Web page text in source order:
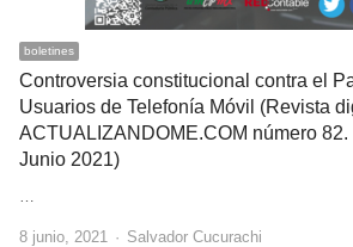
boletines
Controversia constitucional contra el
Usuarios de Telefonía Móvil (Revista
ACTUALIZANDOME.COM número 82.
Junio 2021)
8 junio, 2021 Author
Salvador Cucurachi